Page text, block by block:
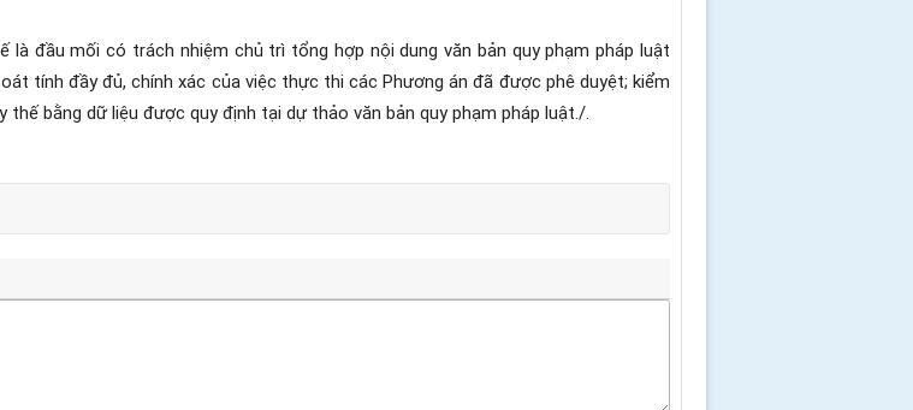
đầu mối có trách nhiệm chủ trì tổng hợp nội dung văn bản quy phạm pháp luật
tính đầy đủ, chính xác của việc thực thi các Phương án đã được phê duyệt; kiểm
bằng dữ liệu được quy định tại dự thảo văn bản quy phạm pháp luật./.